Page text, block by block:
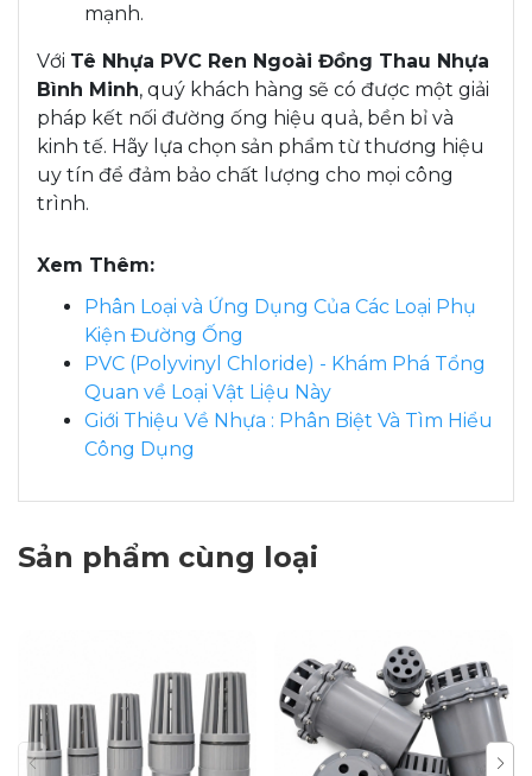
mạnh.
Với Tê Nhựa PVC Ren Ngoài Đồng Thau Nhựa
Bình Minh, quý khách hàng sẽ có được một giải
pháp kết nối đường ống hiệu quả, bền bỉ và
kinh tế. Hãy lựa chọn sản phẩm từ thương hiệu
uy tín để đảm bảo chất lượng cho mọi công
trình.
Xem Thêm:
Phân Loại và Ứng Dụng Của Các Loại Phụ
Kiện Đường Ống
PVC (Polyvinyl Chloride) - Khám Phá Tổng
Quan về Loại Vật Liệu Này
Giới Thiệu Về Nhựa : Phân Biệt Và Tìm Hiểu
Công Dụng
Sản phẩm cùng loại